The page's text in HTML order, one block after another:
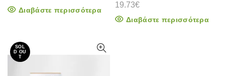
Διαβάστε περισσότερα
19.73€
Διαβάστε περισσότερα
SOL
D OU
T